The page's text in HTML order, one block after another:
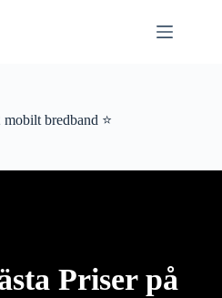
bredband ⭐
Priser på